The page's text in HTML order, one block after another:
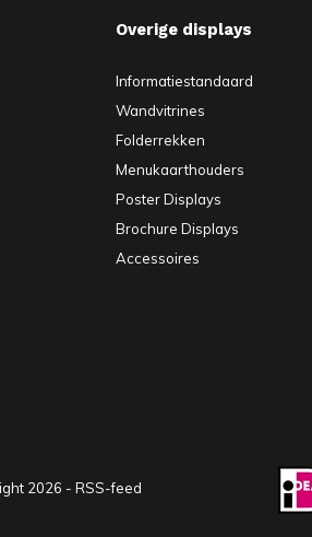
Overige displays
Informatiestandaard
Wandvitrines
Folderrekken
Menukaarthouders
Poster Displays
Brochure Displays
Accessoires
2026 - RSS-feed